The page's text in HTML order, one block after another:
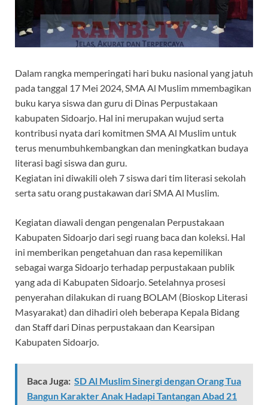
Dalam rangka memperingati hari buku nasional yang jatuh
pada tanggal 17 Mei 2024, SMA Al Muslim mmembagikan
buku karya siswa dan guru di Dinas Perpustakaan
kabupaten Sidoarjo. Hal ini merupakan wujud serta
kontribusi nyata dari komitmen SMA Al Muslim untuk
terus menumbuhkembangkan dan meningkatkan budaya
literasi bagi siswa dan guru.
Kegiatan ini diwakili oleh 7 siswa dari tim literasi sekolah
serta satu orang pustakawan dari SMA Al Muslim.
Kegiatan diawali dengan pengenalan Perpustakaan
Kabupaten Sidoarjo dari segi ruang baca dan koleksi. Hal
ini memberikan pengetahuan dan rasa kepemilikan
sebagai warga Sidoarjo terhadap perpustakaan publik
yang ada di Kabupaten Sidoarjo. Setelahnya prosesi
penyerahan dilakukan di ruang BOLAM (Bioskop Literasi
Masyarakat) dan dihadiri oleh beberapa Kepala Bidang
dan Staff dari Dinas perpustakaan dan Kearsipan
Kabupaten Sidoarjo.
Baca Juga: SD Al Muslim Sinergi dengan Orang Tua
Bangun Karakter Anak Hadapi Tantangan Abad 21